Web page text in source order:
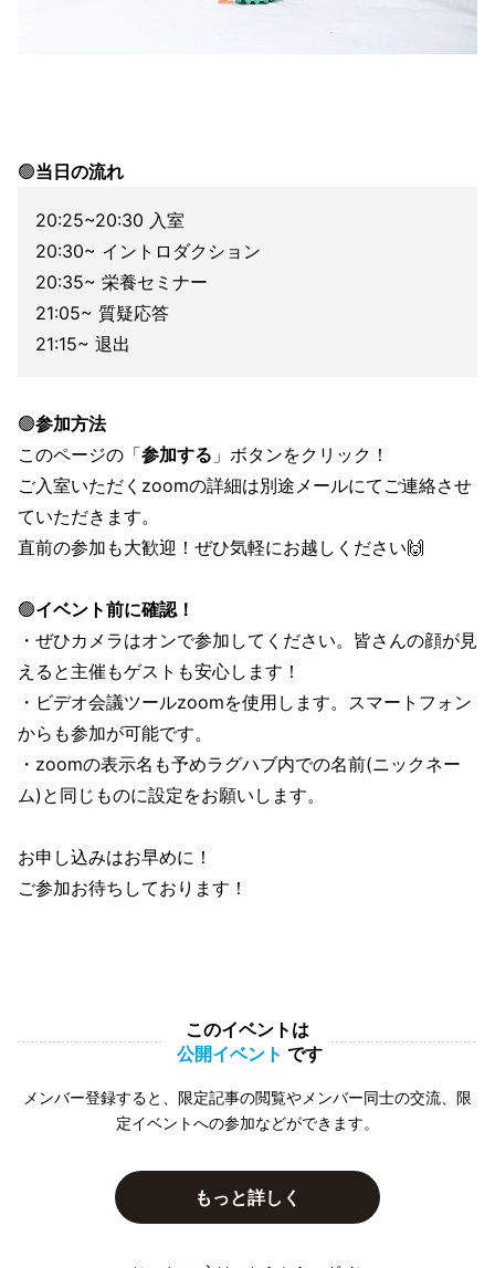
🟢当日の流れ
20:25~20:30 入室
20:30~ イントロダクション
20:35~ 栄養セミナー
21:05~ 質疑応答
21:15~ 退出
🟢参加方法
このページの「参加する 」ボタンをクリック！
ご入室いただくzoomの詳細は別途メールにてご連絡させ
ていただきます。
直前の参加も大歓迎！ぜひ気軽にお越しください🙌
🟢イベント前に確認！
・ぜひカメラはオンで参加してください。皆さんの顔が見
えると主催もゲストも安心します！
・ビデオ会議ツールzoomを使用します。スマートフォン
からも参加が可能です。
・zoomの表示名も予めラグハブ内での名前(ニックネー
ム)と同じものに設定をお願いします。
お申し込みはお早めに！
ご参加お待ちしております！
このイベントは
公開イベント です
メンバー登録すると、限定記事の閲覧やメンバー同士の交流、限
定イベントへの参加などができます。
もっと詳しく